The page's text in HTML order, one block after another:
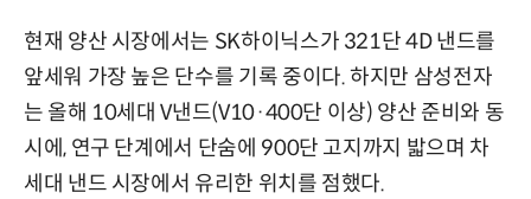
현재 양산 시장에서는 SK하이닉스가 321단 4D 낸드를
앞세워 가장 높은 단수를 기록 중이다. 하지만 삼성전자
는 올해 10세대 V낸드(V10·400단 이상) 양산 준비와 동
시에, 연구 단계에서 단숨에 900단 고지까지 밟으며 차
세대 낸드 시장에서 유리한 위치를 점했다.